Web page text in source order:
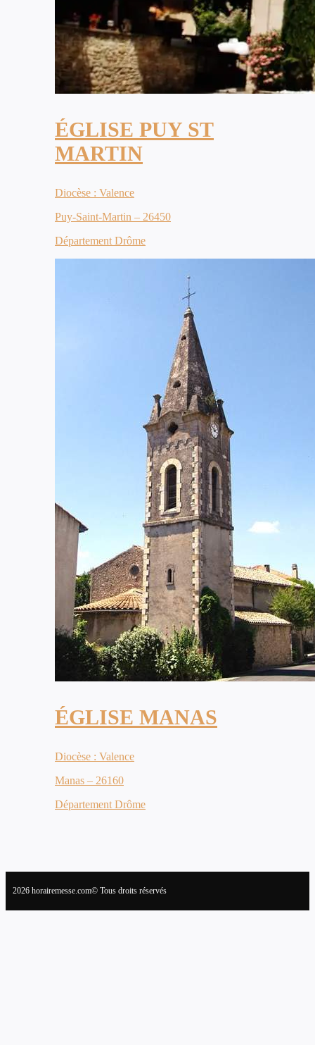
ÉGLISE PUY ST
MARTIN
Diocèse : Valence
Puy-Saint-Martin – 26450
Département Drôme
ÉGLISE MANAS
Diocèse : Valence
Manas – 26160
Département Drôme
2026 horairemesse.com© Tous droits réservés